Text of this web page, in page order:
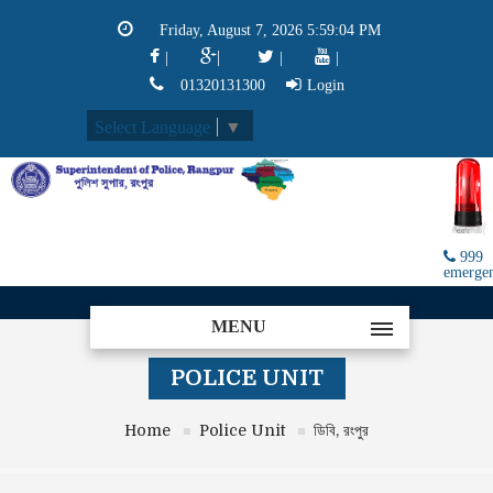
Friday, August 7, 2026 5:59:04 PM
|
01320131300
Login
Select Language ▼
999
MENU
POLICE UNIT
Home Police Unit ডিবি, রংপুর